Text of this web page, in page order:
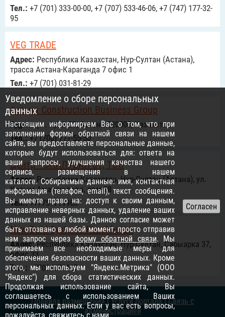
Тел.: +7 (701) 333-00-00, +7 (707) 533-46-06, +7 (747) 177-32-
95
VEG TRADE
Адрес: Республика Казахстан, Нур-Султан (Астана),
трасса Астана-Караганда 7 офис 1
Тел.: +7 (701) 031-81-29
Astana Construction Business Group
Адрес:ул. Арай 25, Астана 020000, Казахстан
Тел.:+7 (708) 777-55-50
Центр - ОПАЛУБКИ 01, ТОО
Адрес:Республика Казахстан, Нур-Султан (Астана), ул.
Касым Аманжолова, дом 28
Тел.:+77751719983
New Buid Systems Kazakhstan
Адрес:Республика Казахстан, Нур-Султан, Сарыарка 37,
офис 33
Тел.: +77024671967
Правила размещения|Услуги портала|Связь с
администрацией
Уведомление о сборе персональных
данных
Настоящим информируем Вас о том, что при
заполнении формы обратной связи на нашем
сайте, вы предоставляете персональные данные,
которые будут использоваться для: ответа на
ваши запросы, улучшения качества нашего
сервиса, размещения в нашем
каталоге. Собираемые данные: имя, контактная
информация (телефон, email), текст сообщения.
Вы имеете право на: доступ к своим данным,
исправление неверных данных, удаление ваших
данных из нашей базы. Данное согласие может
быть отозвано в любой момент, просто отправив
нам запрос через форму обратной связи. Мы
принимаем все необходимые меры для
обеспечения безопасности ваших данных. Кроме
этого, мы используем "Яндекс.Метрика" (ООО
"Яндекс") для сбора статистических данных.
Продолжая использование сайта, Вы
соглашаетесь с использованием Ваших
персональных данных. Если у вас есть вопросы,